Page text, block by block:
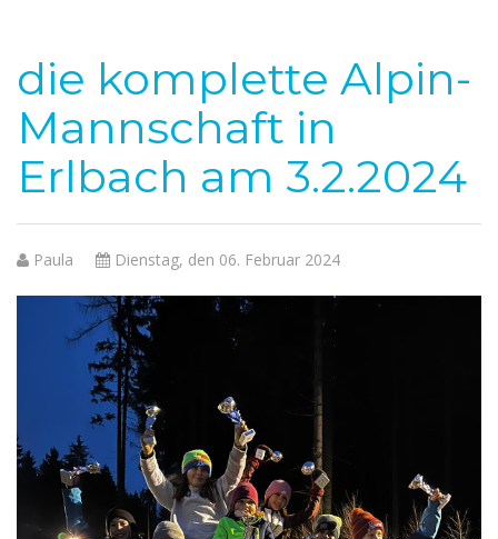
die komplette Alpin-
Mannschaft in
Erlbach am 3.2.2024
Dienstag, den 06. Februar 2024
Paula